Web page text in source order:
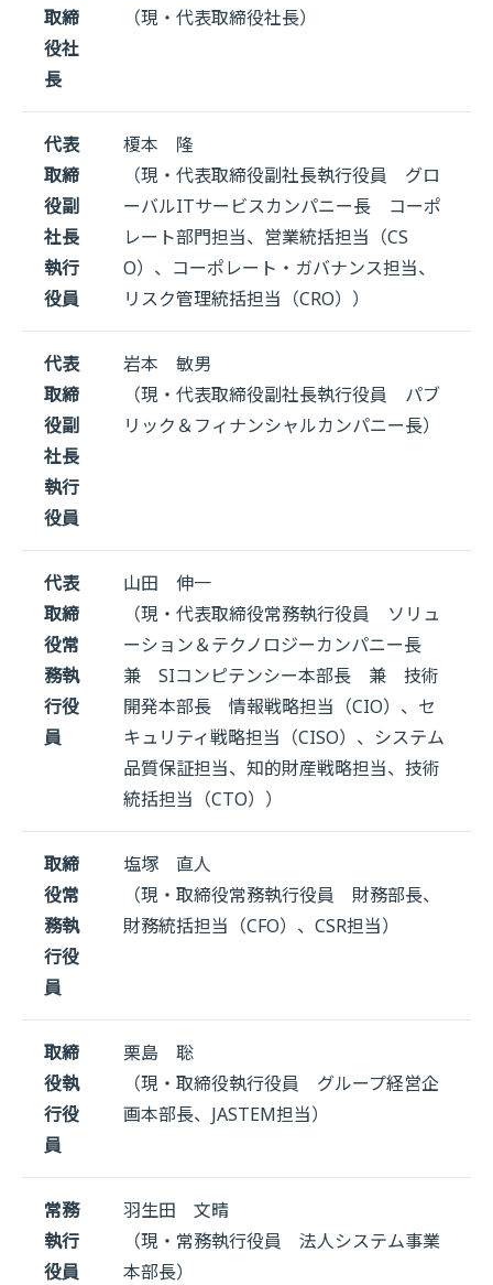
取締
役社
長
（現・代表取締役社長）
代表
取締
役副
社長
執行
役員
榎本 隆
（現・代表取締役副社長執行役員 グロ
ーバルITサービスカンパニー長 コーポ
レート部門担当、営業統括担当（CS
O）、コーポレート・ガバナンス担当、
リスク管理統括担当（CRO））
代表
取締
役副
社長
執行
役員
岩本 敏男
（現・代表取締役副社長執行役員 パブ
リック＆フィナンシャルカンパニー長）
代表
取締
役常
務執
行役
員
山田 伸一
（現・代表取締役常務執行役員 ソリュ
ーション＆テクノロジーカンパニー長
兼 SIコンピテンシー本部長 兼 技術
開発本部長 情報戦略担当（CIO）、セ
キュリティ戦略担当（CISO）、システム
品質保証担当、知的財産戦略担当、技術
統括担当（CTO））
取締
役常
務執
行役
員
塩塚 直人
（現・取締役常務執行役員 財務部長、
財務統括担当（CFO）、CSR担当）
取締
役執
行役
員
栗島 聡
（現・取締役執行役員 グループ経営企
画本部長、JASTEM担当）
常務
執行
役員
羽生田 文晴
（現・常務執行役員 法人システム事業
本部長）